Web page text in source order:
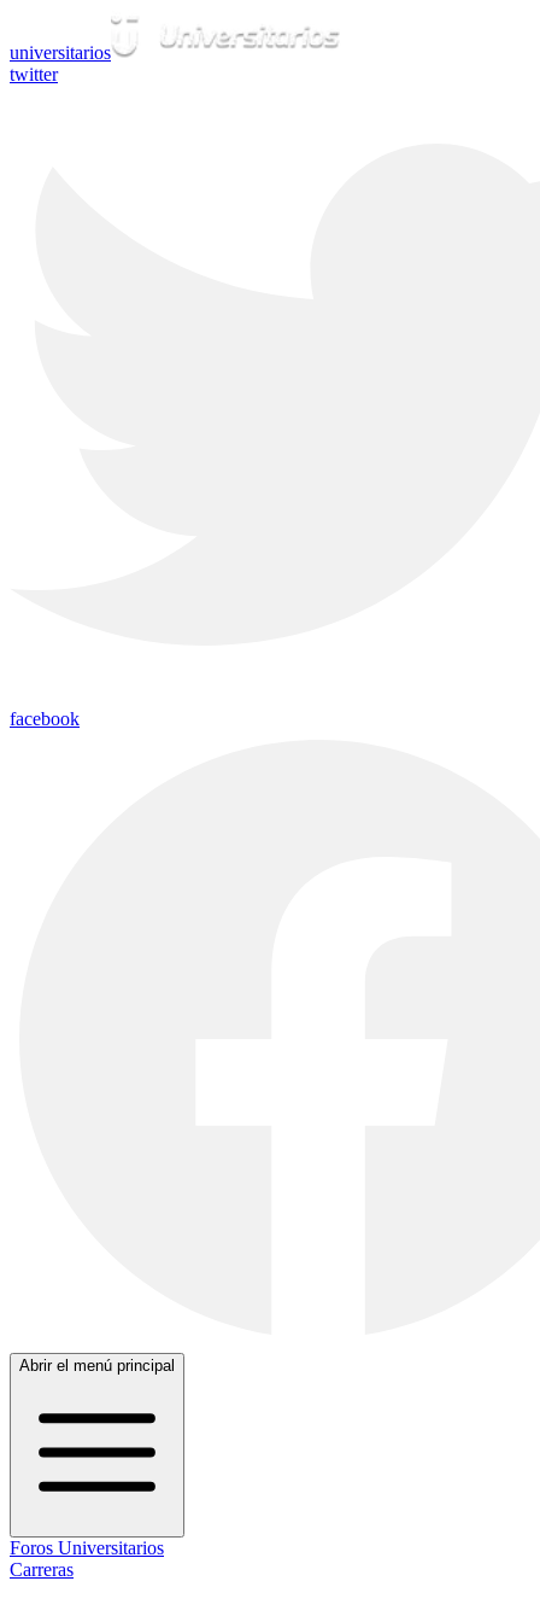
universitarios
twitter
facebook
Abrir el menú principal
Foros Universitarios
Carreras